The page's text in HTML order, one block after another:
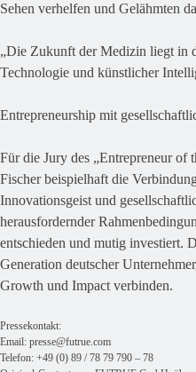
Sehen verhelfen und Gelähmten
„Die Zukunft der Medizin liegt in
Technologie und künstlicher
Entrepreneurship mit
Für die Jury des „Entrepreneur of
Fischer beispielhaft die
Innovationsgeist und
herausfordernder
entschieden und mutig investiert.
Generation deutscher
Growth und Impact verbinden.
Pressekontakt:
Email: presse@futrue.com
Telefon: +49 (0) 89 / 78 79 790 – 78